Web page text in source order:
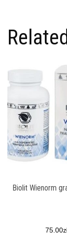
Biolit Wienorm
75.00